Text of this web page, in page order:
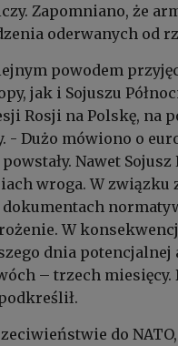
Zapomniano, że
oderwanych od
powodem
jak i Sojuszu
Rosji na Polskę, na
- Dużo mówiono o
Nawet
wroga. W związku
W
dnia
– trzech miesięcy.
do